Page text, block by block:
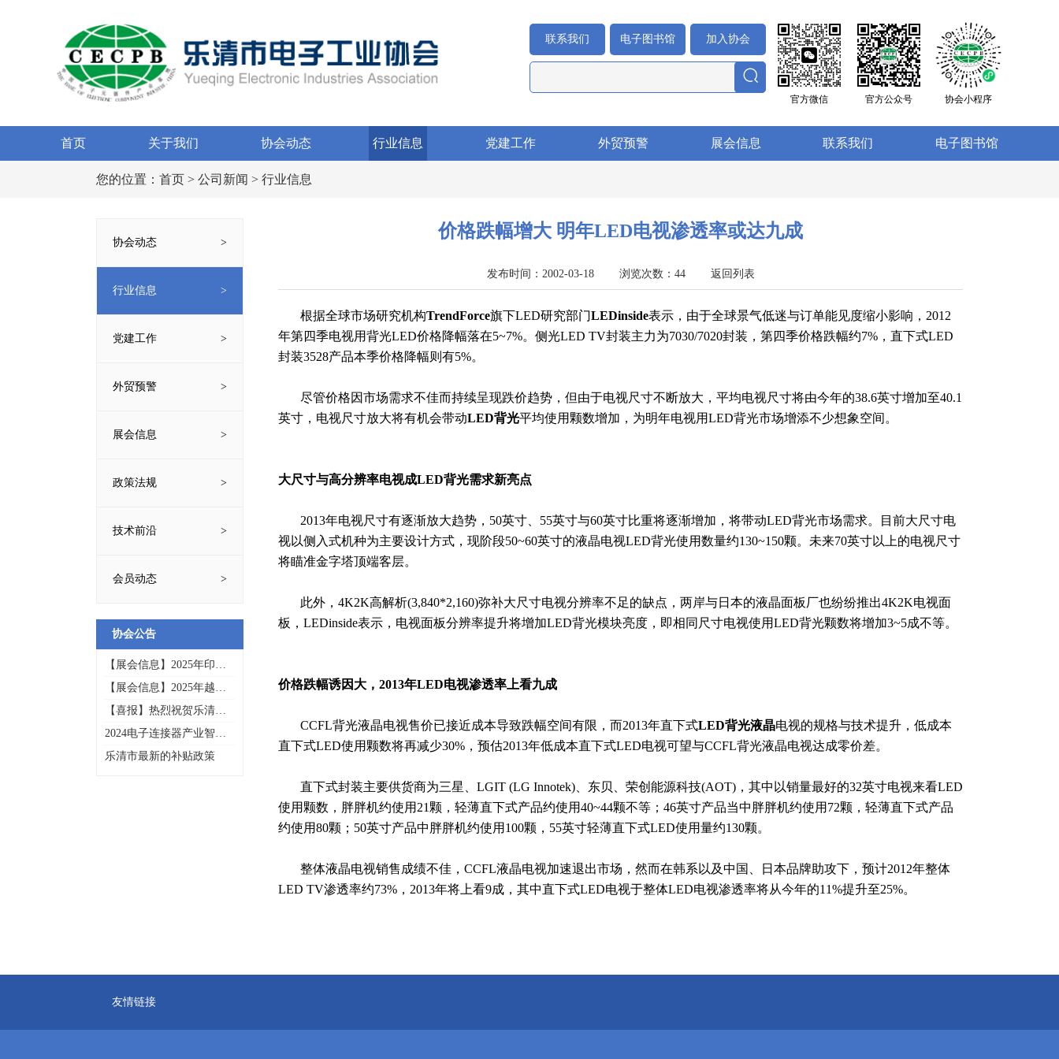
联系我们 电子图书馆 加入协会
官方微信 官方公众号 协会小程序
首页 关于我们 协会动态 行业信息 党建工作 外贸预警 展会信息 联系我们 电子图书馆
您的位置： 首页 > 公司新闻 > 行业信息
协会动态
行业信息
党建工作
外贸预警
展会信息
政策法规
技术前沿
会员动态
协会公告
【展会信息】2025年印尼
通讯技术与高新科技展览
会INTI
【展会信息】2025年越南
国际电子展
【喜报】热烈祝贺乐清市
电子工业协会多家会员企
业入选2025年浙江省先进
级智能工厂（第一批）名
2024电子连接器产业智造
创新峰会暨乐清市电子工
业协会20周年年会庆典
乐清市最新的补贴政策
价格跌幅增大 明年LED电视渗透率或达九成
发布时间：2002-03-18 浏览次数：44 返回列表
根据全球市场研究机构TrendForce旗下LED研究部门LEDinside表示，由于全球景气低迷与订单能见度缩小影响，2012
年第四季电视用背光LED价格降幅落在5~7%。侧光LED TV封装主力为7030/7020封装，第四季价格跌幅约7%，直下式LED
封装3528产品本季价格降幅则有5%。
尽管价格因市场需求不佳而持续呈现跌价趋势，但由于电视尺寸不断放大，平均电视尺寸将由今年的38.6英寸增加至40.1
英寸，电视尺寸放大将有机会带动LED背光平均使用颗数增加，为明年电视用LED背光市场增添不少想象空间。
大尺寸与高分辨率电视成LED背光需求新亮点
2013年电视尺寸有逐渐放大趋势，50英寸、55英寸与60英寸比重将逐渐增加，将带动LED背光市场需求。目前大尺寸电
视以侧入式机种为主要设计方式，现阶段50~60英寸的液晶电视LED背光使用数量约130~150颗。未来70英寸以上的电视尺寸
将瞄准金字塔顶端客层。
此外，4K2K高解析(3,840*2,160)弥补大尺寸电视分辨率不足的缺点，两岸与日本的液晶面板厂也纷纷推出4K2K电视面
板，LEDinside表示，电视面板分辨率提升将增加LED背光模块亮度，即相同尺寸电视使用LED背光颗数将增加3~5成不等。
价格跌幅诱因大，2013年LED电视渗透率上看九成
CCFL背光液晶电视售价已接近成本导致跌幅空间有限，而2013年直下式LED背光液晶电视的规格与技术提升，低成本
直下式LED使用颗数将再减少30%，预估2013年低成本直下式LED电视可望与CCFL背光液晶电视达成零价差。
直下式封装主要供货商为三星、LGIT (LG Innotek)、东贝、荣创能源科技(AOT)，其中以销量最好的32英寸电视来看LED
使用颗数，胖胖机约使用21颗，轻薄直下式产品约使用40~44颗不等；46英寸产品当中胖胖机约使用72颗，轻薄直下式产品
约使用80颗；50英寸产品中胖胖机约使用100颗，55英寸轻薄直下式LED使用量约130颗。
整体液晶电视销售成绩不佳，CCFL液晶电视加速退出市场，然而在韩系以及中国、日本品牌助攻下，预计2012年整体
LED TV渗透率约73%，2013年将上看9成，其中直下式LED电视于整体LED电视渗透率将从今年的11%提升至25%。
友情链接